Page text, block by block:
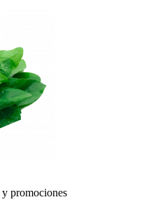
promociones